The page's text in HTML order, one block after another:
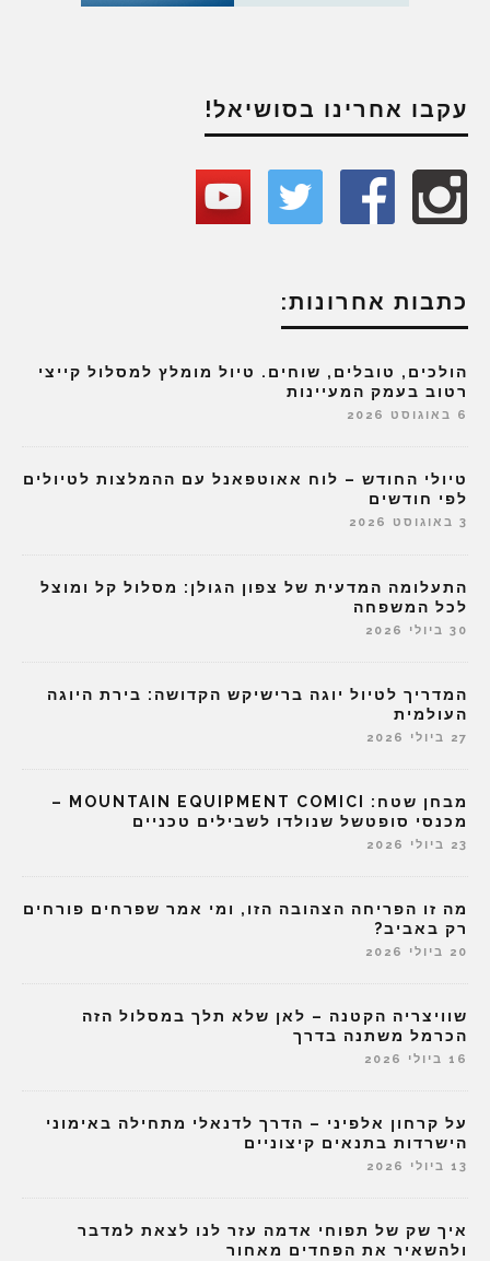
עקבו אחרינו בסושיאל!
כתבות אחרונות:
הולכים, טובלים, שוחים. טיול מומלץ למסלול קייצי
רטוב בעמק המעיינות
6 באוגוסט 2026
טיולי החודש – לוח אאוטפאנל עם ההמלצות לטיולים
לפי חודשים
3 באוגוסט 2026
התעלומה המדעית של צפון הגולן: מסלול קל ומוצל
לכל המשפחה
30 ביולי 2026
המדריך לטיול יוגה ברישיקש הקדושה: בירת היוגה
העולמית
27 ביולי 2026
מבחן שטח: MOUNTAIN EQUIPMENT COMICI –
מכנסי סופטשל שנולדו לשבילים טכניים
23 ביולי 2026
מה זו הפריחה הצהובה הזו, ומי אמר שפרחים פורחים
רק באביב?
20 ביולי 2026
שוויצריה הקטנה – לאן שלא תלך במסלול הזה
הכרמל משתנה בדרך
16 ביולי 2026
על קרחון אלפיני – הדרך לדנאלי מתחילה באימוני
הישרדות בתנאים קיצוניים
13 ביולי 2026
איך שק של תפוחי אדמה עזר לנו לצאת למדבר
ולהשאיר את הפחדים מאחור